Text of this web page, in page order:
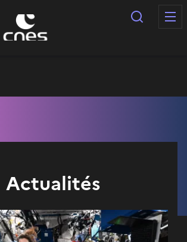
des cookies
Actualités